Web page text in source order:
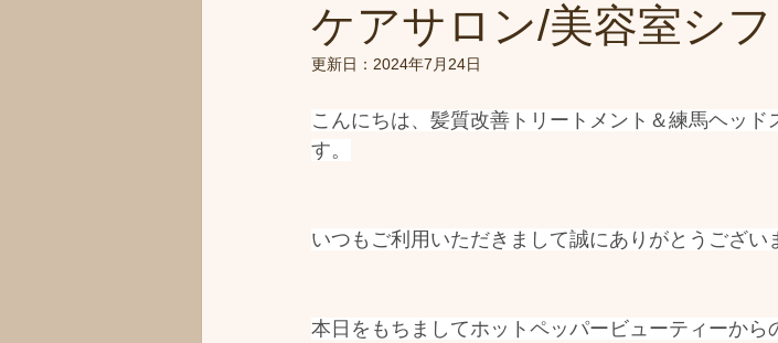
ケアサロン/美容室シ
更新日： 2024年7月24日
こんにちは、髪質改善トリートメント＆練馬ヘッ
す。
いつもご利用いただきまして誠にありがとうござい
本日をもちましてホットペッパービューティーから